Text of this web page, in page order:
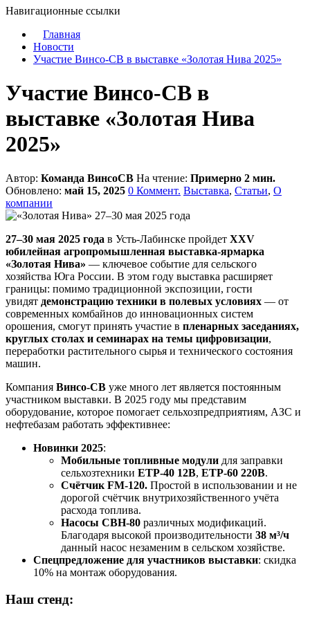
Навигационные ссылки
Главная
Новости
Участие Винсо-СВ в выставке «Золотая Нива 2025»
Участие Винсо-СВ в
выставке «Золотая Нива
2025»
Автор: Команда ВинсоСВ На чтение: Примерно 2 мин.
Обновлено: май 15, 2025 0 Коммент. Выставка, Статьи, О
компании
27–30 мая 2025 года в Усть-Лабинске пройдет XXV
юбилейная агропромышленная выставка-ярмарка
«Золотая Нива» — ключевое событие для сельского
хозяйства Юга России. В этом году выставка расширяет
границы: помимо традиционной экспозиции, гости
увидят демонстрацию техники в полевых условиях — от
современных комбайнов до инновационных систем
орошения, смогут принять участие в пленарных заседаниях,
круглых столах и семинарах на темы цифровизации,
переработки растительного сырья и технического состояния
машин.
Компания Винсо-СВ уже много лет является постоянным
участником выставки. В 2025 году мы представим
оборудование, которое помогает сельхозпредприятиям, АЗС и
нефтебазам работать эффективнее:
Новинки 2025:
Мобильные топливные модули для заправки
сельхозтехники ЕТР-40 12В, ЕТР-60 220В.
Счётчик FM-120. Простой в использовании и не
дорогой счётчик внутрихозяйственного учёта
расхода топлива.
Насосы СВН-80 различных модификаций.
Благодаря высокой производительности 38 м³/ч
данный насос незаменим в сельском хозяйстве.
Спецпредложение для участников выставки: скидка
10% на монтаж оборудования.
Наш стенд: